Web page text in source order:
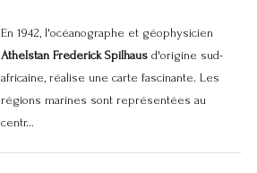
En 1942, l'océanographe et géophysicien
Athelstan Frederick Spilhaus d'origine sud-
africaine, réalise une carte fascinante. Les
régions marines sont représentées au
centr...